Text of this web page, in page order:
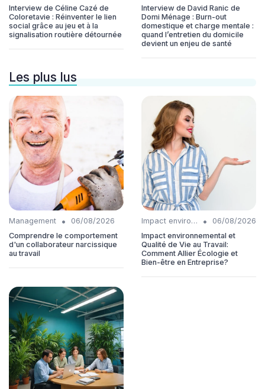
Interview de Céline Cazé de
Coloretavie : Réinventer le lien
social grâce au jeu et à la
signalisation routière détournée
Interview de David Ranic de
Domi Ménage : Burn-out
domestique et charge mentale :
quand l’entretien du domicile
devient un enjeu de santé
Les plus lus
Management •
06/08/2026
Comprendre le comportement
d'un collaborateur narcissique
au travail
Impact environnemental •
06/08/2026
Impact environnemental et
Qualité de Vie au Travail:
Comment Allier Écologie et
Bien-être en Entreprise?